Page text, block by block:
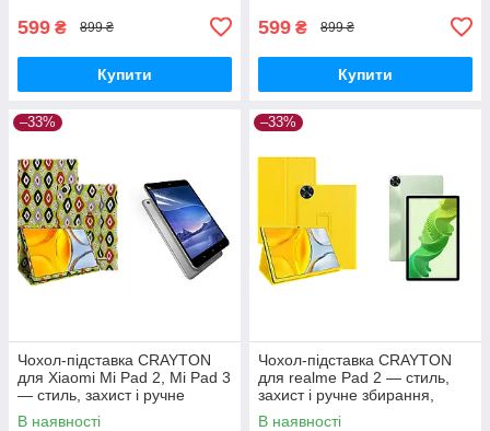
599 ₴ 899 ₴
Купити
599 ₴ 899 ₴
Купити
–33%
Чохол-підставка CRAYTON
для Xiaomi Mi Pad 2, Mi Pad 3
— стиль, захист і ручне
збирання, колір Камні
В наявності
–33%
Чохол-підставка CRAYTON
для realme Pad 2 — стиль,
захист і ручне збирання,
колір Жовтий
В наявності